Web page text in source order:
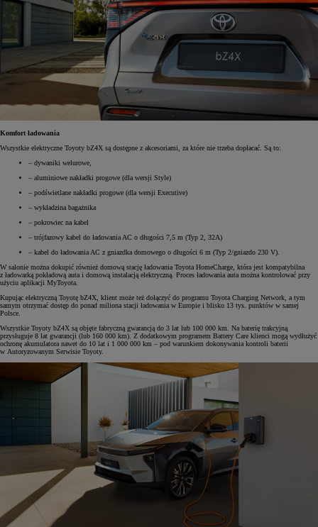
Komfort ładowania
Wszystkie elektryczne Toyoty bZ4X są dostępne z akcesoriami, za które nie trzeba dopłacać. Są to:
– dywaniki welurowe,
– aluminiowe nakładki progowe (dla wersji Style)
– podświetlane nakładki progowe (dla wersji Executive)
– wykładzina bagażnika
– pokrowiec na kabel
– trójfazowy kabel do ładowania AC o długości 7,5 m (Typ 2, 32A)
– kabel do ładowania AC z gniazdka domowego o długości 6 m (Typ 2/gniazdo 230 V).
W salonie można dokupić również domową stację ładowania Toyota HomeCharge, która jest kompatybilna
z ładowarką pokładową auta i domową instalacją elektryczną. Proces ładowania auta można kontrolować przy
użyciu aplikacji MyToyota.
Kupując elektryczną Toyotę bZ4X, klient może też dołączyć do programu Toyota Charging Network, a tym
samym otrzymać dostęp do ponad miliona stacji ładowania w Europie i blisko 13 tys. punktów w samej
Polsce.
Wszystkie Toyoty bZ4X są objęte fabryczną gwarancją do 3 lat lub 100 000 km. Na baterię trakcyjną
przysługuje 8 lat gwarancji (lub 160 000 km). Z dodatkowym programem Battery Care klienci mogą wydłużyć
ochronę akumulatora nawet do 10 lat i 1 000 000 km – pod warunkiem dokonywania kontroli baterii
w Autoryzowanym Serwisie Toyoty.